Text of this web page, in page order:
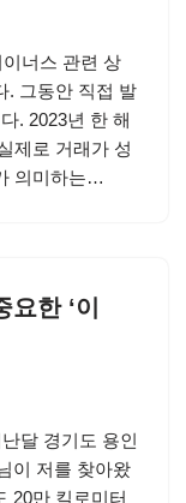
너스 관련 상
. 그동안 직접 발
. 2023년 한 해
제로 거래가 성
의미하는…
한 ‘이
달 경기도 용인
이 저를 찾아왔
20만 킬로미터